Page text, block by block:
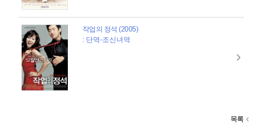
작업의 정석 (2005)
: 단역-조신녀역
목록